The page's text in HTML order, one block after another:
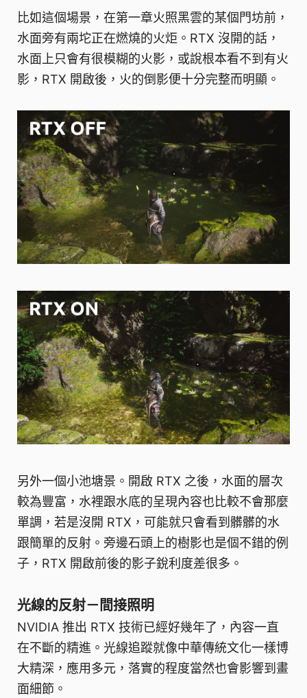
比如這個場景，在第一章火照黑雲的某個門坊前，
水面旁有兩坨正在燃燒的火炬。RTX 沒開的話，
水面上只會有很模糊的火影，或說根本看不到有火
影，RTX 開啟後，火的倒影便十分完整而明顯。
另外一個小池塘景。開啟 RTX 之後，水面的層次
較為豐富，水裡跟水底的呈現內容也比較不會那麼
單調，若是沒開 RTX，可能就只會看到髒髒的水
跟簡單的反射。旁邊石頭上的樹影也是個不錯的例
子，RTX 開啟前後的影子銳利度差很多。
光線的反射－間接照明
NVIDIA 推出 RTX 技術已經好幾年了，內容一直
在不斷的精進。光線追蹤就像中華傳統文化一樣博
大精深，應用多元，落實的程度當然也會影響到畫
面細節。